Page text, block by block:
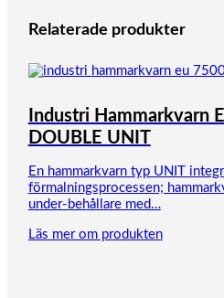
Relaterade produkter
Industri Hammarkvarn
DOUBLE UNIT
En hammarkvarn typ UNIT
förmalningsprocessen;
under-behållare med…
Läs mer om produkten